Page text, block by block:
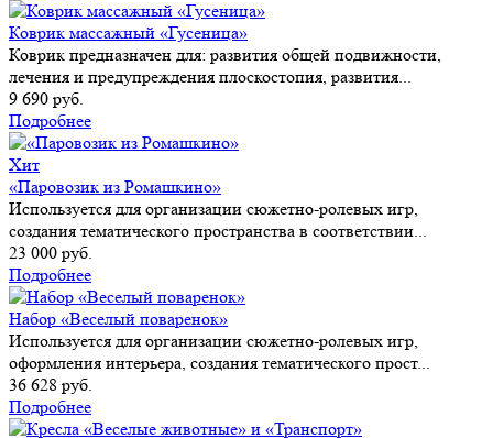
Коврик массажный «Гусеница»
Коврик предназначен для: развития общей подвижности,
лечения и предупреждения плоскостопия, развития...
9 690 руб.
Подробнее
Хит
«Паровозик из Ромашкино»
Используется для организации сюжетно-ролевых игр,
создания тематического пространства в соответствии...
23 000 руб.
Подробнее
Набор «Веселый поваренок»
Используется для организации сюжетно-ролевых игр,
оформления интерьера, создания тематического прост...
36 628 руб.
Подробнее